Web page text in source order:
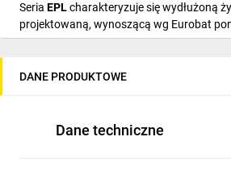
Seria EPLcharakteryzuje się wydłużoną
projektowaną, wynoszącą wg Eurobat
zasilaczach bezprzerwowych (UPS)
siłowniach telekomunikacyjnych i
DANE PRODUKTOWE
Dane techniczne